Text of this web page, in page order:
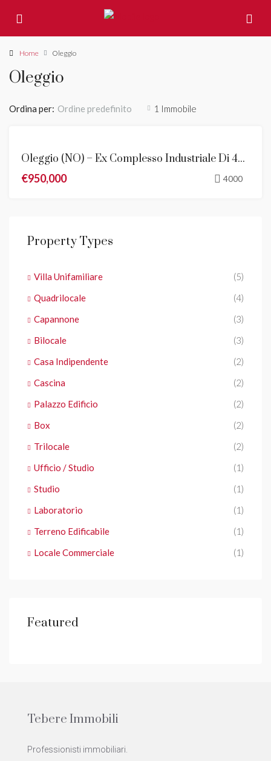
Home Oleggio
Oleggio
1 Immobile
Ordina per: Ordine predefinito
Oleggio (NO) – Ex Complesso Industriale Di 4000 Mq Da Ristrutturare
€950,000
4000
Property Types
Villa Unifamiliare
(5)
Quadrilocale
(4)
Capannone
(3)
Bilocale
(3)
Casa Indipendente
(2)
Cascina
(2)
Palazzo Edificio
(2)
Box
(2)
Trilocale
(2)
Ufficio / Studio
(1)
Studio
(1)
Laboratorio
(1)
Terreno Edificabile
(1)
Locale Commerciale
(1)
Featured
Tebere Immobili
Professionisti immobiliari.